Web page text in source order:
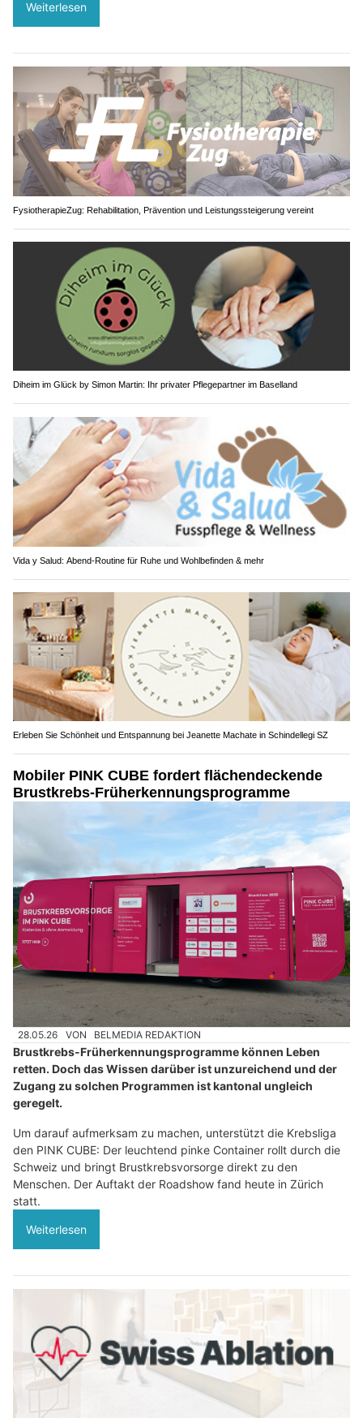
Weiterlesen
FysiotherapieZug: Rehabilitation, Prävention und Leistungssteigerung vereint
Diheim im Glück by Simon Martin: Ihr privater Pflegepartner im Baselland
Vida y Salud: Abend-Routine für Ruhe und Wohlbefinden & mehr
Erleben Sie Schönheit und Entspannung bei Jeanette Machate in Schindellegi SZ
Mobiler PINK CUBE fordert flächendeckende
Brustkrebs-Früherkennungsprogramme
28.05.26 VON BELMEDIA REDAKTION
Brustkrebs-Früherkennungsprogramme können Leben
retten. Doch das Wissen darüber ist unzureichend und der
Zugang zu solchen Programmen ist kantonal ungleich
geregelt.
Um darauf aufmerksam zu machen, unterstützt die Krebsliga
den PINK CUBE: Der leuchtend pinke Container rollt durch die
Schweiz und bringt Brustkrebsvorsorge direkt zu den
Menschen. Der Auftakt der Roadshow fand heute in Zürich
statt.
Weiterlesen